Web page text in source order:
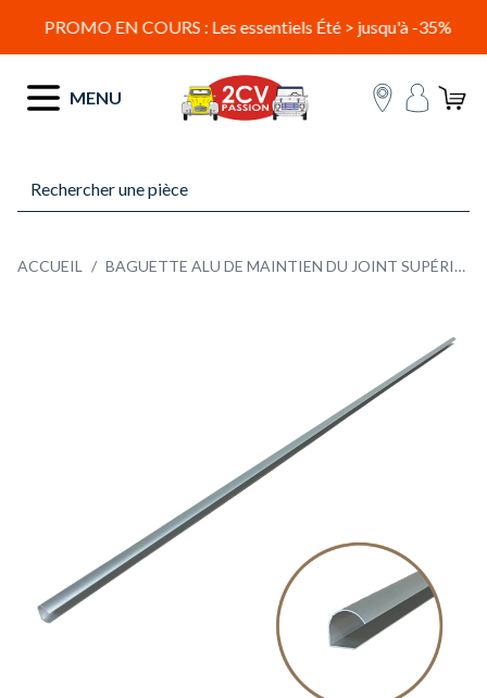
PROMO EN COURS : Les essentiels Été > jusqu'à -35%
MENU
ACCUEIL / BAGUETTE ALU DE MAINTIEN DU JOINT SUPÉRIEUR DE CAPOTE